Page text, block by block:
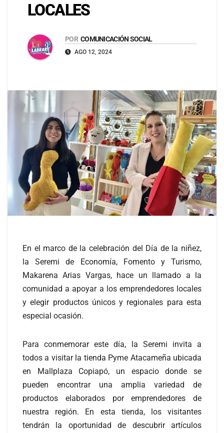
LOCALES
POR COMUNICACIÓN SOCIAL
AGO 12, 2024
En el marco de la celebración del Día de la niñez,
la Seremi de Economía, Fomento y Turismo,
Makarena Arias Vargas, hace un llamado a la
comunidad a apoyar a los emprendedores locales
y elegir productos únicos y regionales para esta
especial ocasión.
Para conmemorar este día, la Seremi invita a
todos a visitar la tienda Pyme Atacameña ubicada
en Mallplaza Copiapó, un espacio donde se
pueden encontrar una amplia variedad de
productos elaborados por emprendedores de
nuestra región. En esta tienda, los visitantes
tendrán la oportunidad de descubrir artículos